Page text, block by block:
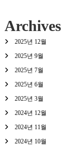
Archives
2025년 12월
2025년 9월
2025년 7월
2025년 6월
2025년 3월
2024년 12월
2024년 11월
2024년 10월